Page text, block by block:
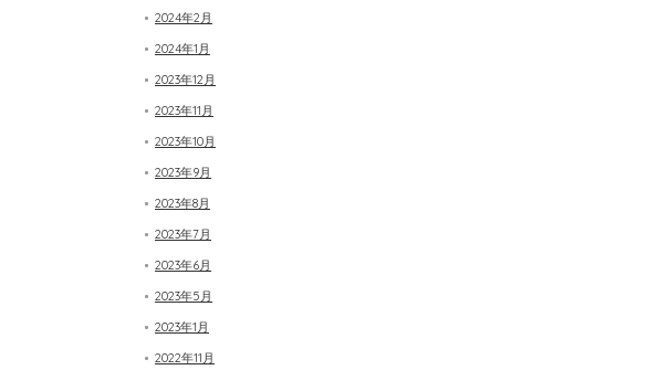
2024年2月
2024年1月
2023年12月
2023年11月
2023年10月
2023年9月
2023年8月
2023年7月
2023年6月
2023年5月
2023年1月
2022年11月